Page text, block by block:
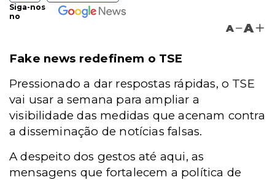
Siga-nos
no
A A
Fake news redefinem o TSE
Pressionado a dar respostas rápidas, o TSE
vai usar a semana para ampliar a
visibilidade das medidas que acenam contra
a disseminação de notícias falsas.
A despeito dos gestos até aqui, as
mensagens que fortalecem a política de